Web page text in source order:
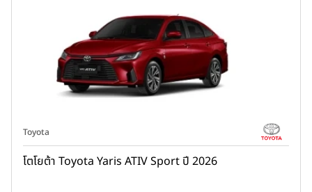
Toyota
โตโยต้า Toyota Yaris ATIV Sport ปี 2026